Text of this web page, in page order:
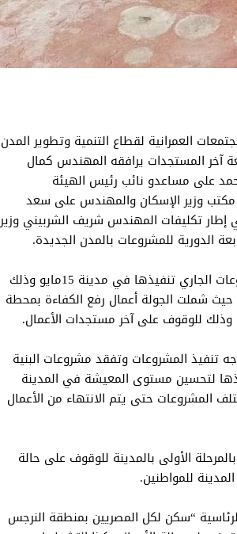
العمرانية لقطاع التنمية وتطوير المدن
مدينة ١٥ مايو لمتابعة آخر المستجدات يرافقه المهندس كمال
على مساعدو نائب رئيس الهيئة
وزير الإسكان والمهندس على سعد
تكليفات المهندس شريف الشربيني وزير
الدورية للمشروعات بالمدن الجديدة.
استهدفت الجولة متابعة سير الأعمال والمشروعات الجاري تنفيذها في مدينة 15مايو وذلك
شملت الجولة أعمال رفع الكفاءة بمحطة
وذلك للوقوف على آخر مستجدات الأعمال.
تنفيذ المشروعات وتفقد مشروعات البنية
لتحسين مستوى المعيشة في المدينة
المشروعات حتى يتم الانتهاء من الأعمال
الأولى بالمدينة للوقوف على حالة
للمواطنين.
“سكن لكل المصريين بمنطقة النرجس